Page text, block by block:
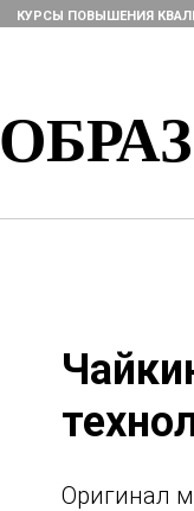
КУРСЫ ПОВЫШЕНИЯ
Оригинaл